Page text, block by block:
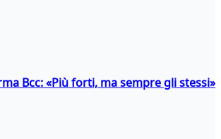
Bcc: «Più forti, ma sempre gli stessi»